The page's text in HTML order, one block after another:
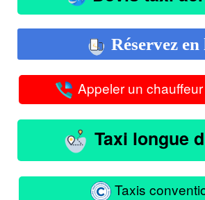
Réservez
Appeler un
Taxi longue
Taxis